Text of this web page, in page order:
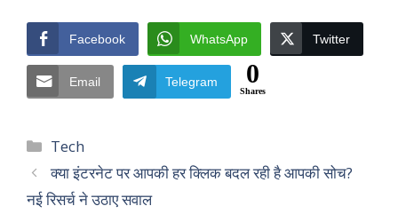
Facebook WhatsApp Twitter
Email Telegram 0
Shares
Categories
Tech
क्या इंटरनेट पर आपकी हर क्लिक बदल रही है आपकी सोच?
नई रिसर्च ने उठाए सवाल